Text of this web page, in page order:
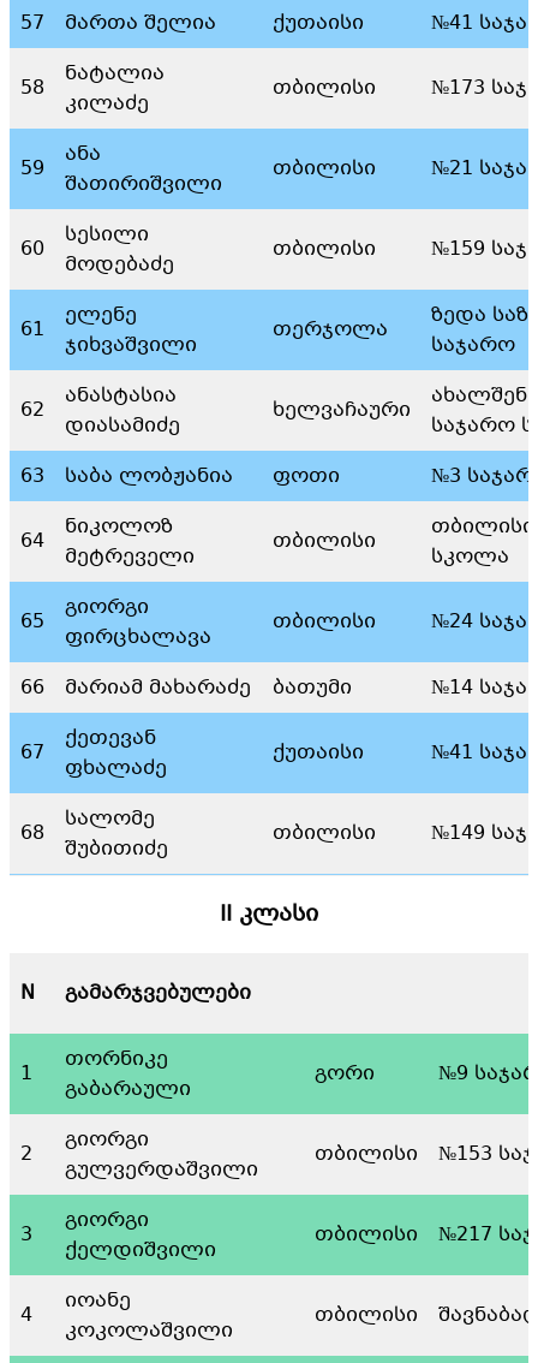
57 მართა შელია ქუთაისი №41
58
ნატალია
კილაძე
თბილისი №173
59
ანა
შათირიშვილი
თბილისი №21
60
სესილი
მოდებაძე
თბილისი №159
61
ელენე
ჯიხვაშვილი
თერჯოლა
ზედა
საჯარო
62
ანასტასია
დიასამიძე
ხელვაჩაური
საჯარო
63
საბა ლობჟანია ფოთი №3
64
ნიკოლოზ
მეტრეველი
თბილისი
სკოლა
65
გიორგი
ფირცხალავა
თბილისი №24
66 მარიამ მახარაძე ბათუმი №14
67
ქეთევან
ფხალაძე
ქუთაისი №41
68
სალომე
შუბითიძე
თბილისი №149
II კლასი
N გამარჯვებულები
1
თორნიკე
გაბარაული
გორი №9
2
გიორგი
გულვერდაშვილი
თბილისი №153
3
გიორგი
ქელდიშვილი
თბილისი №217
4
იოანე
კოკოლაშვილი
თბილისი